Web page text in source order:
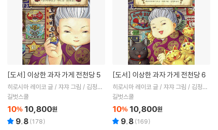
[도서] 이상한 과자 가게 전천당 5
히로시마 레이코 글 / 쟈쟈 그림 / 김정화
역
길벗스쿨
10% 10,800원
9.8 (178)
[도서] 이상한 과자 가게 전천당 6
히로시마 레이코 글 / 쟈쟈 그림 / 김정화
역
길벗스쿨
10% 10,800원
9.8 (169)